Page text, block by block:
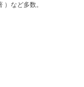
など多数。